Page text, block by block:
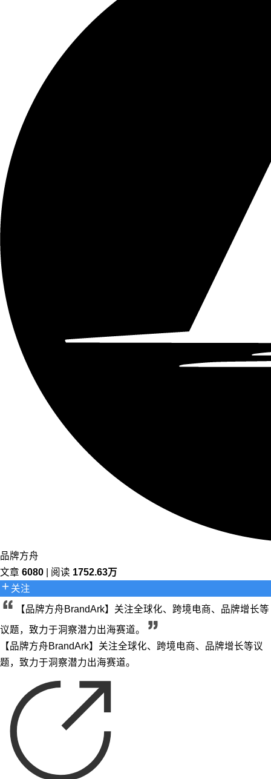
品牌方舟
文章 6080 | 阅读 1752.63万
关注
【品牌方舟BrandArk】关注全球化、跨境电商、品牌增长等
议题，致力于洞察潜力出海赛道。
【品牌方舟BrandArk】关注全球化、跨境电商、品牌增长等议
题，致力于洞察潜力出海赛道。